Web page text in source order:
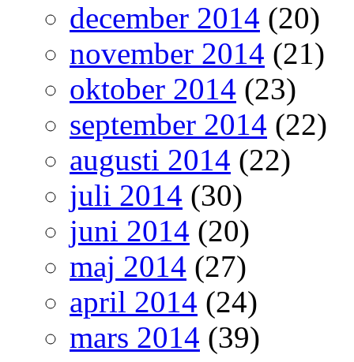
december 2014 (20)
november 2014 (21)
oktober 2014 (23)
september 2014 (22)
augusti 2014 (22)
juli 2014 (30)
juni 2014 (20)
maj 2014 (27)
april 2014 (24)
mars 2014 (39)